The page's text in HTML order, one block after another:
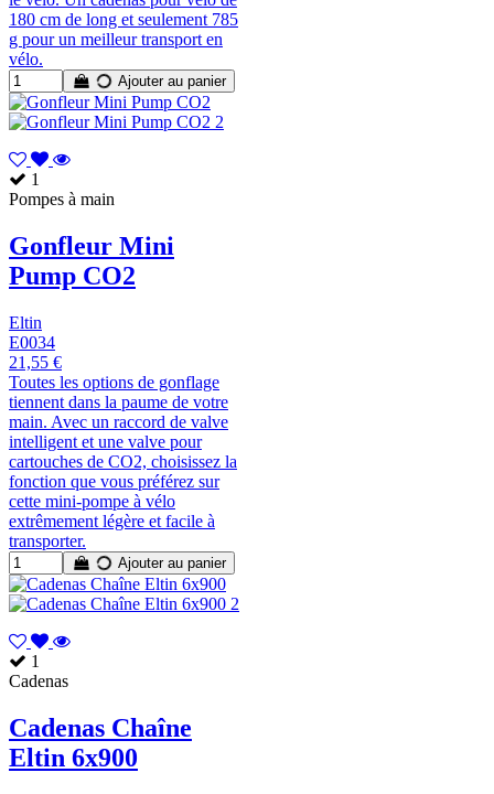
180 cm de long et seulement 785
g pour un meilleur transport en
vélo.
Ajouter au panier
1
Pompes à main
Gonfleur Mini
Pump CO2
Eltin
E0034
21,55 €
Toutes les options de gonflage
tiennent dans la paume de votre
main. Avec un raccord de valve
intelligent et une valve pour
cartouches de CO2, choisissez la
fonction que vous préférez sur
cette mini-pompe à vélo
extrêmement légère et facile à
transporter.
Ajouter au panier
1
Cadenas
Cadenas Chaîne
Eltin 6x900